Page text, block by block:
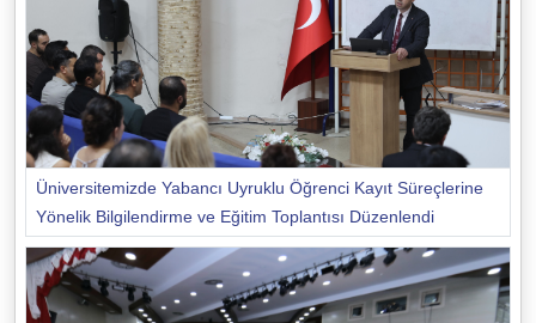
Üniversitemizde Yabancı Uyruklu Öğrenci Kayıt Süreçlerine
Yönelik Bilgilendirme ve Eğitim Toplantısı Düzenlendi